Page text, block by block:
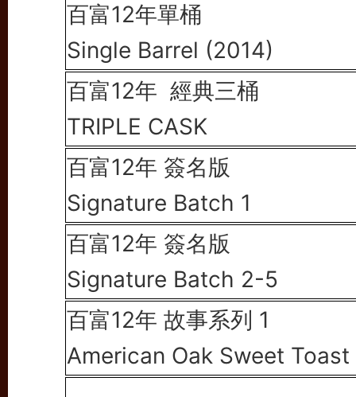
百富12年單桶
Single Barrel (2014)
百富12年 經典三桶
TRIPLE CASK
百富12年 簽名版
Signature Batch 1
百富12年 簽名版
Signature Batch 2-5
百富12年 故事系列 1
American Oak Sweet Toast